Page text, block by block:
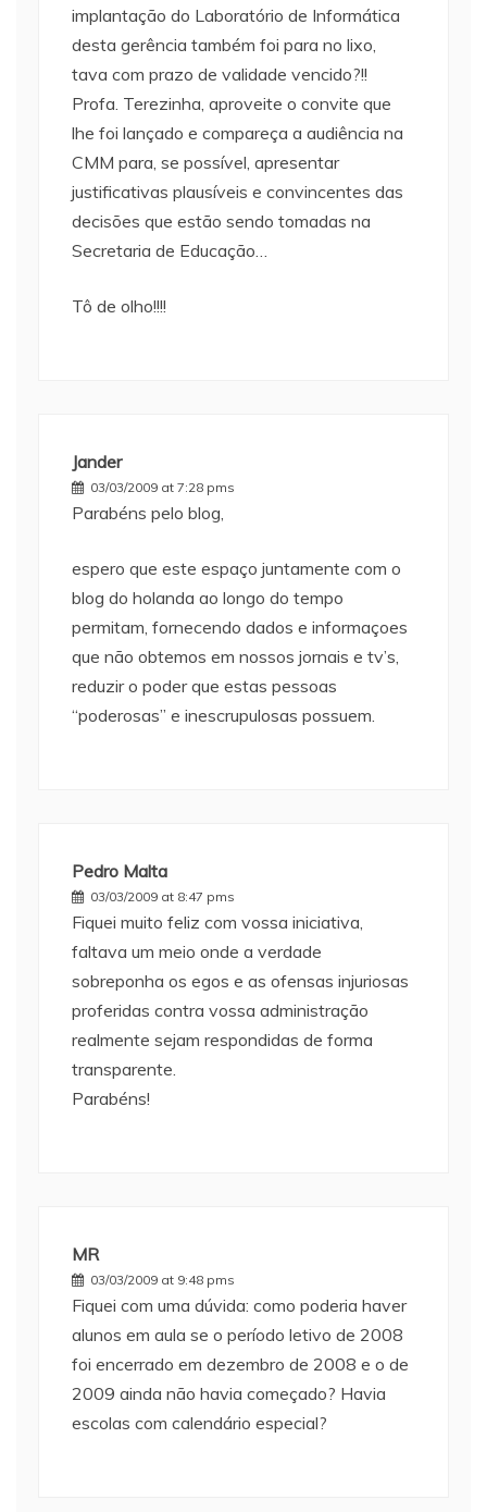
implantação do Laboratório de Informática
desta gerência também foi para no lixo,
tava com prazo de validade vencido?!!
Profa. Terezinha, aproveite o convite que
lhe foi lançado e compareça a audiência na
CMM para, se possível, apresentar
justificativas plausíveis e convincentes das
decisões que estão sendo tomadas na
Secretaria de Educação…
Tô de olho!!!!
Jander
03/03/2009 at 7:28 pms
Parabéns pelo blog,
espero que este espaço juntamente com o
blog do holanda ao longo do tempo
permitam, fornecendo dados e informaçoes
que não obtemos em nossos jornais e tv’s,
reduzir o poder que estas pessoas
“poderosas” e inescrupulosas possuem.
Pedro Malta
03/03/2009 at 8:47 pms
Fiquei muito feliz com vossa iniciativa,
faltava um meio onde a verdade
sobreponha os egos e as ofensas injuriosas
proferidas contra vossa administração
realmente sejam respondidas de forma
transparente.
Parabéns!
MR
03/03/2009 at 9:48 pms
Fiquei com uma dúvida: como poderia haver
alunos em aula se o período letivo de 2008
foi encerrado em dezembro de 2008 e o de
2009 ainda não havia começado? Havia
escolas com calendário especial?